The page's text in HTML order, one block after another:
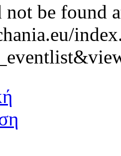
not be found